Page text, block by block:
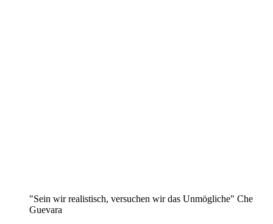
"Sein wir realistisch, versuchen wir das Unmögliche" Che
Guevara